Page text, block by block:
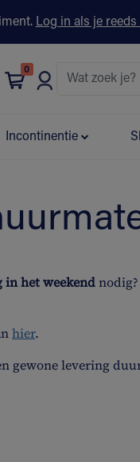
Log in als je
0
Incontinentie
het weekend
hier.
gewone levering